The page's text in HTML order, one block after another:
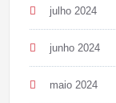
julho 2024
junho 2024
maio 2024